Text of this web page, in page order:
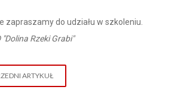
zapraszamy do udziału w szkoleniu.
"Dolina Rzeki Grabi"
ARTYKUŁ